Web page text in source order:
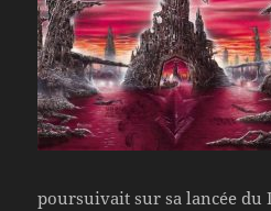
poursuivait sur sa lancée du